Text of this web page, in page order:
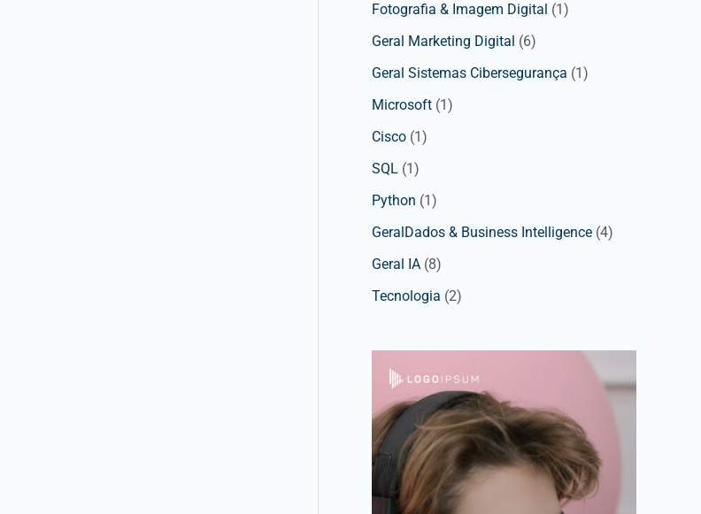
Fotografia & Imagem Digital (1)
Geral Marketing Digital (6)
Geral Sistemas Cibersegurança (1)
Microsoft (1)
Cisco (1)
SQL (1)
Python (1)
GeralDados & Business Intelligence (4)
Geral IA (8)
Tecnologia (2)